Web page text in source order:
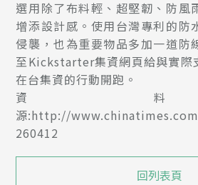
選用除了布料輕、超堅韌、防風
增添設計感。使用台灣專利的防
侵襲，也為重要物品多加一道防
至Kickstarter集資網頁給與實際
在台集資的行動開跑。
資
源:http://
260412
回列表頁